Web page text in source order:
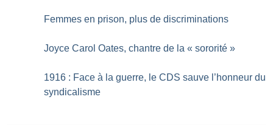
Femmes en prison, plus de discriminations
Joyce Carol Oates, chantre de la « sororité »
1916 : Face à la guerre, le CDS sauve l’honneur du
syndicalisme